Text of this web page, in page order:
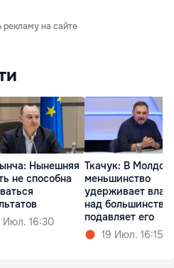
рекламу на сайте
Нынешняя
не способна
Июл. 16:30
Ткачук: В
меньшинство
удерживает
над
подавляет его
19 Июл. 16:15